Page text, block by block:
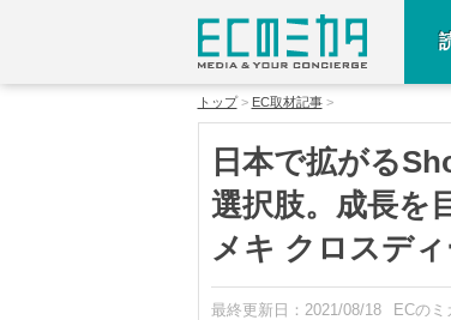
トップ EC取材記事
日本で拡がる
選択肢。成長を
メキ クロスデ
最終更新日： 2021/08/18 ECのミ